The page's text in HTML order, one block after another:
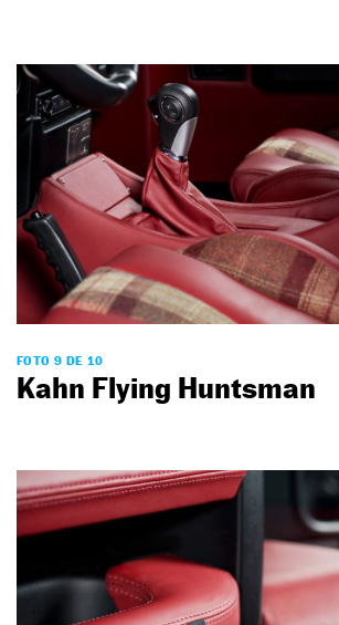
FOTO 9 DE 10
Kahn Flying Huntsman